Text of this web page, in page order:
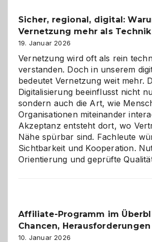
ein
dreifaches
Alaaf!
Sicher, regional, digital:
Vernetzung mehr als
19. Januar 2026
Vernetzung wird oft als rein
verstanden. Doch in unserem
bedeutet Vernetzung weit mehr.
Digitalisierung beeinflusst nicht
sondern auch die Art, wie
Organisationen miteinander
Akzeptanz entsteht dort, wo
Nähe spürbar sind. Fachleute
Sichtbarkeit und Kooperation.
Orientierung und geprüfte
Affiliate-Programm im
Chancen,
10. Januar 2026